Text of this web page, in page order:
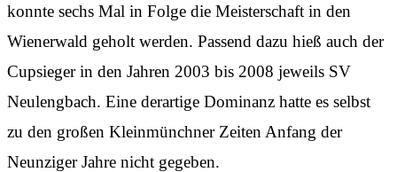
konnte sechs Mal in Folge die Meisterschaft in den
Wienerwald geholt werden. Passend dazu hieß auch der
Cupsieger in den Jahren 2003 bis 2008 jeweils SV
Neulengbach. Eine derartige Dominanz hatte es selbst
zu den großen Kleinmünchner Zeiten Anfang der
Neunziger Jahre nicht gegeben.